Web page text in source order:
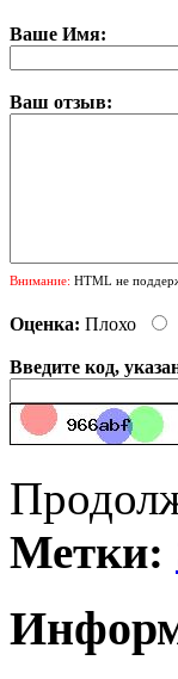
Ваше Имя:
Ваш отзыв:
Внимание: HTML не
Оценка: Плохо
Введите код,
Метки: